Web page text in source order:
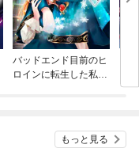
バッドエンド目前のヒ
ロインに転生した私、
もっと見る